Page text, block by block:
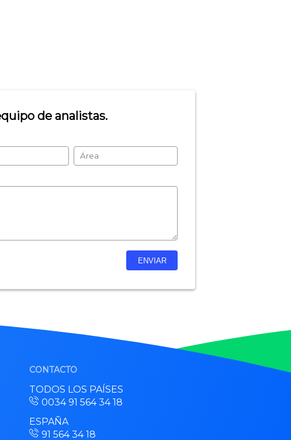
de analistas.
CONTACTO
TODOS LOS PAÍSES
0034 91 564 34 18
ESPAÑA
91 564 34 18